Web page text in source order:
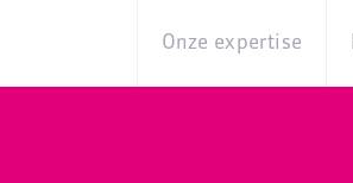
Onze expertise